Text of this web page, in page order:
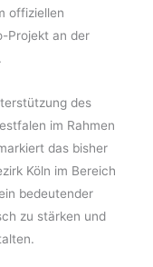
offiziellen
Projekt an der
des
im Rahmen
das bisher
Köln im Bereich
bedeutender
zu stärken und